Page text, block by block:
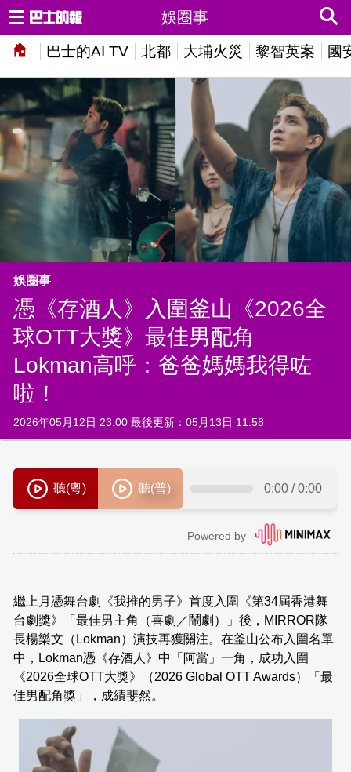
巴士的AI TV 北都 大埔火災 黎智英案 國
娛圈事
娛圈事
憑《存酒人》入圍釜山《2026全
球OTT大獎》最佳男配角
Lokman高呼：爸爸媽媽我得咗
啦！
2026年05月12日 23:00 最後更新：05月13日 11:58
繼上月憑舞台劇《我推的男子》首度入圍《第34屆香港舞
台劇獎》「最佳男主角（喜劇／鬧劇）」後，MIRROR隊
長楊樂文（Lokman）演技再獲關注。在釜山公布入圍名單
中，Lokman憑《存酒人》中「阿當」一角，成功入圍
《2026全球OTT大獎》（2026 Global OTT Awards）「最
佳男配角獎」，成績斐然。